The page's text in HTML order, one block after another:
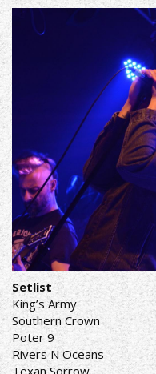
Setlist
King’s Army
Southern Crown
Poter 9
Rivers N Oceans
Texan Sorrow